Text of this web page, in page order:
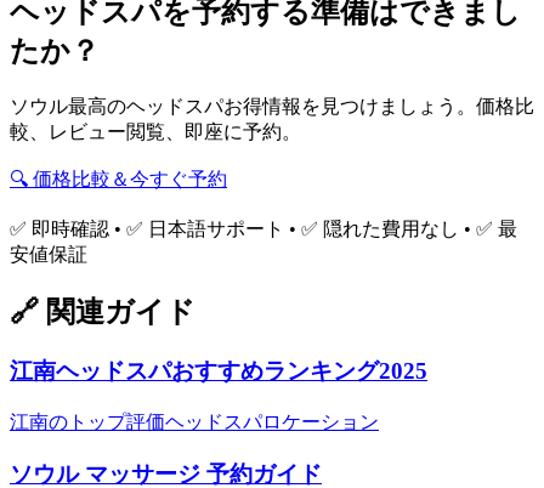
ヘッドスパを予約する準備はできまし
たか？
ソウル最高のヘッドスパお得情報を見つけましょう。価格比
較、レビュー閲覧、即座に予約。
🔍 価格比較＆今すぐ予約
✅ 即時確認 • ✅ 日本語サポート • ✅ 隠れた費用なし • ✅ 最
安値保証
🔗 関連ガイド
江南ヘッドスパおすすめランキング2025
江南のトップ評価ヘッドスパロケーション
ソウル マッサージ 予約ガイド